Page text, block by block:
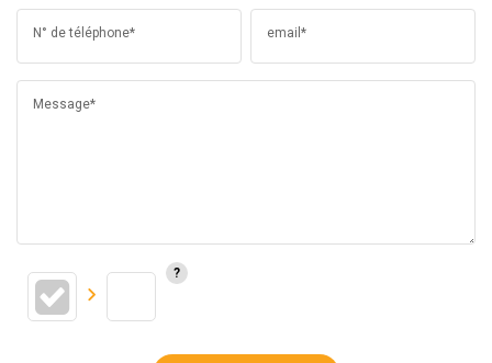
N° de téléphone* email*
Message*